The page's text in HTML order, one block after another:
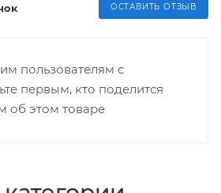
ОСТАВИТЬ ОТЗЫВ
пользователям с
первым, кто поделится
об этом товаре